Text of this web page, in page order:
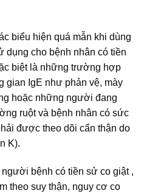
biểu hiện quá mẫn khi dùng
dụng cho bệnh nhân có tiền
biệt là những trường hợp
gian IgE như phản vệ, mày
hoặc những người đang
ruột và bệnh nhân có sức
được theo dõi cẩn thận do
K).
bệnh có tiền sử co giật ,
theo suy thận, nguy cơ co